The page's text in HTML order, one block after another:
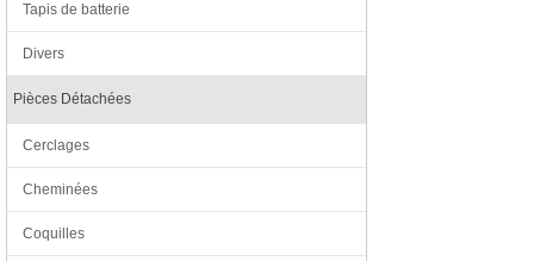
Tapis de batterie
Divers
Pièces Détachées
Cerclages
Cheminées
Coquilles